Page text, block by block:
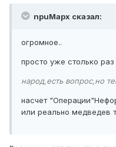
npuMapx сказал:
огромное..
просто уже столько
народ,есть вопрос,но
насчет
или реально медведев